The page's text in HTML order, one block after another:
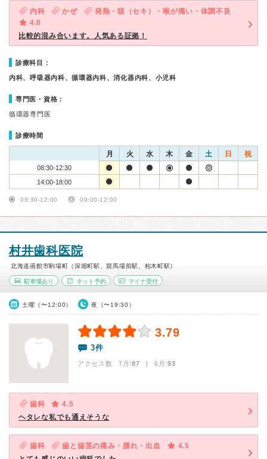
内科 かぜ
発熱・咳（セキ）・喉が痛い・体調不良
4.0
比較的混み合います。人気ある証拠！
診療科目：
内科、呼吸器内科、循環器内科、消化器内科、小児科
専門医・資格：
循環器専門医
診療時間
月 火 水 木 金 土 日 祝
08:30-12:30
14:00-18:00
08:30-12:00 09:00-12:00
村井歯科医院
北海道函館市駒場町（深堀町駅、競馬場前駅、柏木町駅）
駐車場あり ネット予約 マイナ受付
土曜（〜12:00） 夜（〜19:30）
3.79
3件
アクセス数 7月:87 | 6月:93
歯科
4.5
ヘタレな私でも通えそうな
歯科 歯と歯茎の痛み・腫れ・出血
4.5